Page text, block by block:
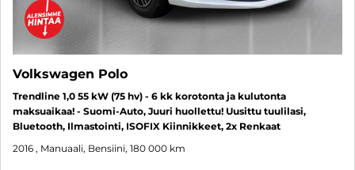
Volkswagen Polo
Trendline 1,0 55 kW (75 hv) - 6 kk korotonta ja kulutonta
maksuaikaa! - Suomi-Auto, Juuri huollettu! Uusittu tuulilasi,
Bluetooth, Ilmastointi, ISOFIX Kiinnikkeet, 2x Renkaat
2016 , Manuaali, Bensiini, 180 000 km